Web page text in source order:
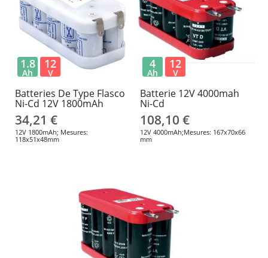
Batteries De Type Flasco
Ni-Cd 12V 1800mAh
34,21 €
12V 1800mAh; Mesures:
118x51x48mm
1.8
Ah
12
V
Batterie 12V 4000mah
Ni-Cd
108,10 €
12V 4000mAh;Mesures: 167x70x66
mm
4
Ah
12
V